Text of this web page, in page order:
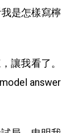
是怎樣寫檸
讓我看了。
answer